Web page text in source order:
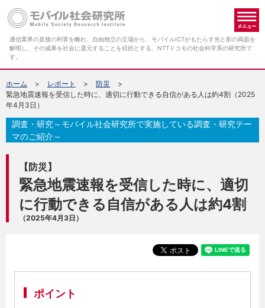
通信業界の直接の利害を離れ、自由独立の立場から、モバイルICTがもたらす光と影の両面を
解明し、その成果を社会に還元することを目的とする、NTTドコモの社会科学系の研究所で
す。
ホーム レポート
防災
緊急地震速報を受信した時に、適切に行動できる自信がある人は約4割（2025
年4月3日）
【防災】
緊急地震速報を受信した時に、適切
に行動できる自信がある人は約4割
（2025年4月3日）
調査・研究～モバイル社会研究所で実施している調査・研究テー
マのご紹介～
ポイント